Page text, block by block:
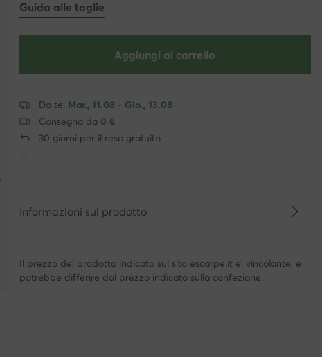
Guida alle taglie
Aggiungi al carrello
Da te: Mar., 11.08 - Gio., 13.08
Consegna da 0 €
30 giorni per il reso gratuito
Informazioni sul prodotto
Il prezzo del prodotto indicato sul sito escarpe.it e' vincolante, e
potrebbe differire dal prezzo indicato sulla confezione.